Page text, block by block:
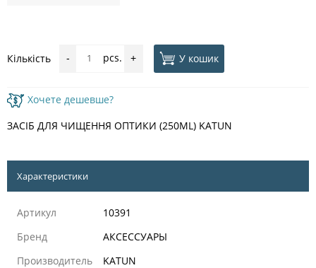
Кількість - pcs. + У кошик
Хочете дешевше?
ЗАСІБ ДЛЯ ЧИЩЕННЯ ОПТИКИ (250ML) KATUN
Характеристики
Артикул
10391
Бренд
АКСЕССУАРЫ
Производитель
KATUN